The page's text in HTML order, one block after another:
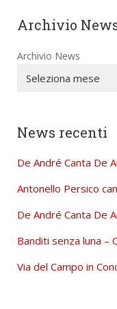
Archivio
Archivio News
News recenti
De André Canta De
Antonello Persico
De André Canta De
Banditi senza luna –
Via del Campo in